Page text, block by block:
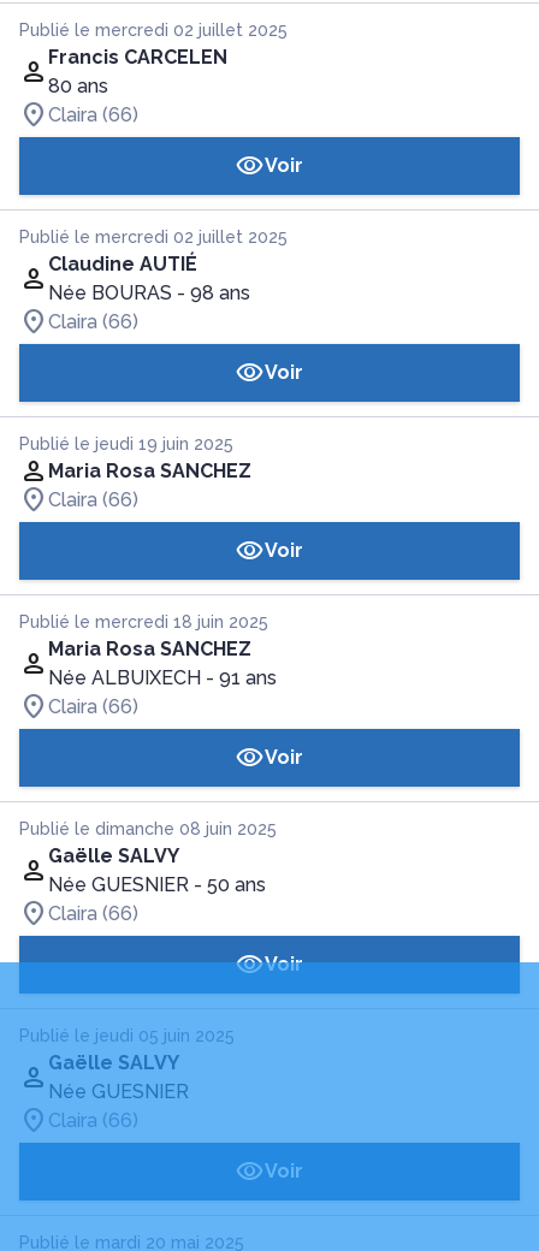
Publié le mercredi 02 juillet 2025
Francis CARCELEN
80 ans
Claira (66)
Voir
Publié le mercredi 02 juillet 2025
Claudine AUTIÉ
Née BOURAS - 98 ans
Claira (66)
Voir
Publié le jeudi 19 juin 2025
Maria Rosa SANCHEZ
Claira (66)
Voir
Publié le mercredi 18 juin 2025
Maria Rosa SANCHEZ
Née ALBUIXECH - 91 ans
Claira (66)
Voir
Publié le dimanche 08 juin 2025
Gaëlle SALVY
Née GUESNIER - 50 ans
Claira (66)
Voir
Publié le jeudi 05 juin 2025
Gaëlle SALVY
Née GUESNIER
Claira (66)
Voir
Publié le mardi 20 mai 2025